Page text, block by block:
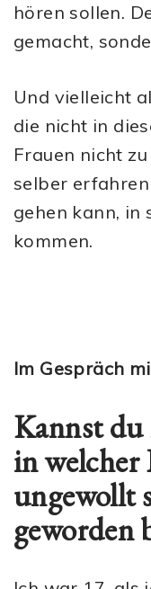
hören sollen.
gemacht,
Und vielleicht
die nicht in
Frauen nicht
selber
gehen kann, in
kommen.
Im Gespräch
Kannst
in
ungewollt
geworden